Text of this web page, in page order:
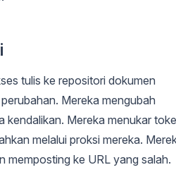
tulis ke repositori dokumen
Mereka mengubah
kendalikan. Mereka menukar
melalui proksi mereka.
memposting ke URL yang salah.